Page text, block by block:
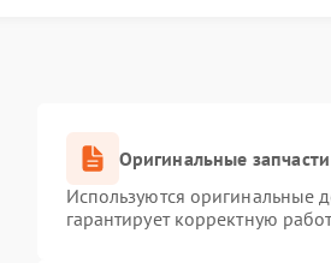
Оригинальные
Используются оригинальные
гарантирует корректную